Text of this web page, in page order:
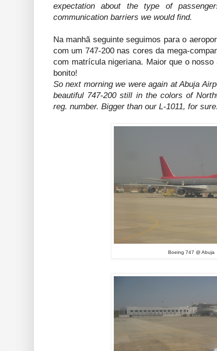
expectation about the type of
communication barriers we would find.
Na manhã seguinte seguimos para o
com um 747-200 nas cores da mega-
com matrícula nigeriana. Maior que o
bonito!
So next morning we were again at Abuja
beautiful 747-200 still in the colors of
reg. number. Bigger than our L-1011, for
Boeing 747 @ Abuja